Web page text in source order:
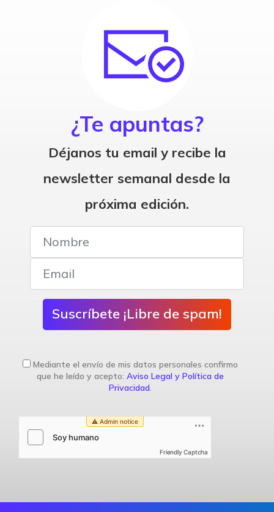
¿Te apuntas?
Déjanos tu email y recibe la
newsletter semanal desde la
próxima edición.
Suscríbete ¡Libre de spam!
Mediante el envío de mis datos personales confirmo
que he leído y acepto: Aviso Legal y Política de
Privacidad.
Friendly Captcha